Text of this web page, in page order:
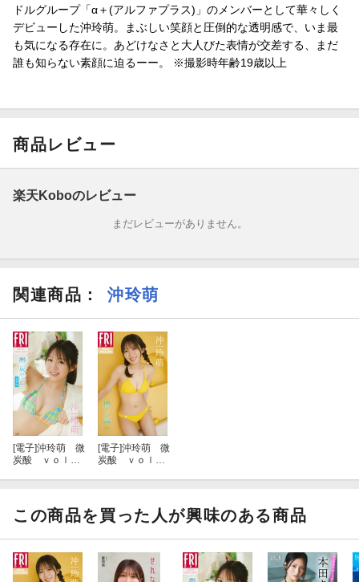
ドルグループ「α＋(アルファプラス)」のメンバーとして華々しく
デビューした沖玲萌。まぶしい笑顔と圧倒的な透明感で、いま最
も気になる存在に。あどけなさと大人びた表情が交差する、まだ
誰も知らない素顔に迫るーー。 ※撮影時年齢19歳以上
商品レビュー
楽天Koboのレビュー
まだレビューがありません。
関連商品 ： 沖玲萌
[電子]沖玲萌 微
炭酸 ｖｏｌ．
[電子]沖玲萌 微
炭酸 ｖｏｌ．
この商品を買った人が興味のある商品